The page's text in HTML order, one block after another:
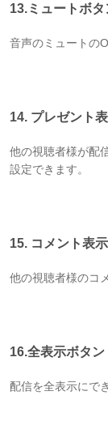
13.ミュートボタ
音声のミュートの
14. プレゼント
他の視聴者様が配
設定できます。
15. コメント表
他の視聴者様のコ
16.全表示ボタン
配信を全表示にで